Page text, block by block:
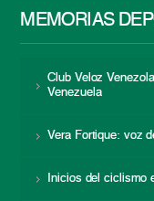
MEMORIAS
Club Veloz
Venezuela
Vera Fortique: voz
Inicios del ciclismo